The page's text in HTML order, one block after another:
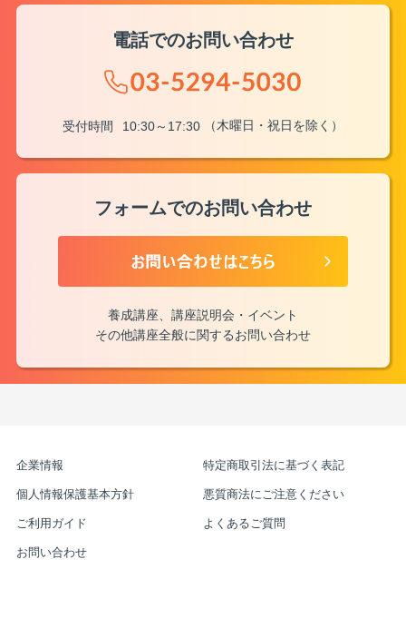
電話でのお問い合わせ
受付時間 10:30～17:30 （木曜日・祝日を除く）
フォームでのお問い合わせ
養成講座、講座説明会・イベント
その他講座全般に関するお問い合わせ
企業情報 特定商取引法に基づく表記
個人情報保護基本方針 悪質商法にご注意ください
ご利用ガイド よくあるご質問
お問い合わせ